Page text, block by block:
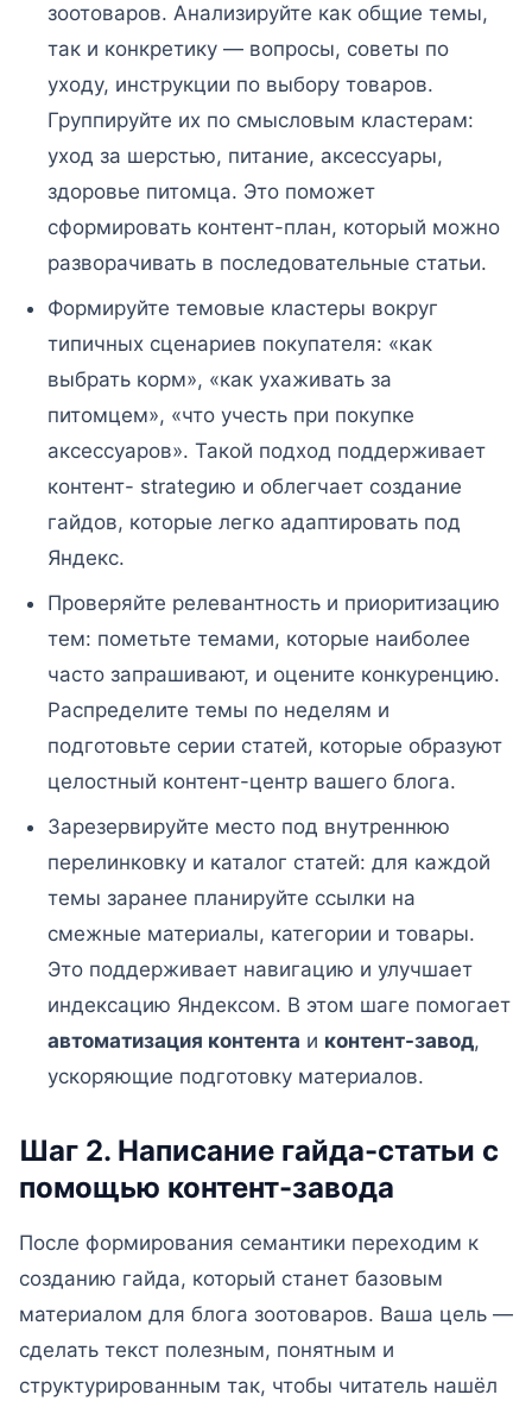
зоотоваров. Анализируйте как общие темы,
так и конкретику — вопросы, советы по
уходу, инструкции по выбору товаров.
Группируйте их по смысловым кластерам:
уход за шерстью, питание, аксессуары,
здоровье питомца. Это поможет
сформировать контент-план, который можно
разворачивать в последовательные статьи.
Формируйте темовые кластеры вокруг
типичных сценариев покупателя: «как
выбрать корм», «как ухаживать за
питомцем», «что учесть при покупке
аксессуаров». Такой подход поддерживает
контент- strategию и облегчает создание
гайдов, которые легко адаптировать под
Яндекс.
Проверяйте релевантность и приоритизацию
тем: пометьте темами, которые наиболее
часто запрашивают, и оцените конкуренцию.
Распределите темы по неделям и
подготовьте серии статей, которые образуют
целостный контент-центр вашего блога.
Зарезервируйте место под внутреннюю
перелинковку и каталог статей: для каждой
темы заранее планируйте ссылки на
смежные материалы, категории и товары.
Это поддерживает навигацию и улучшает
индексацию Яндексом. В этом шаге помогает
автоматизация контента и контент-завод,
ускоряющие подготовку материалов.
Шаг 2. Написание гайда-статьи с
помощью контент-завода
После формирования семантики переходим к
созданию гайда, который станет базовым
материалом для блога зоотоваров. Ваша цель —
сделать текст полезным, понятным и
структурированным так, чтобы читатель нашёл